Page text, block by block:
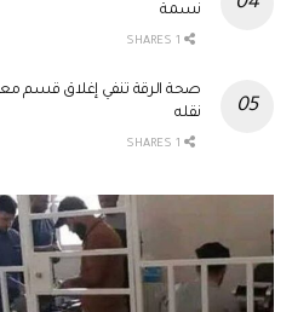
نسمة
صحة الرقة تنفي إغلاق قسم
نقله